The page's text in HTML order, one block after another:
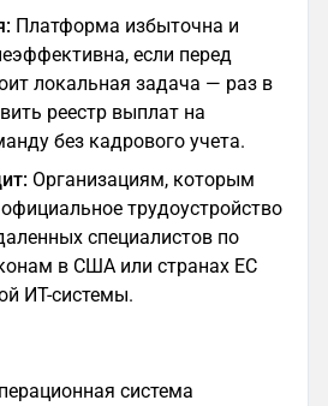
Платформа избыточна и
если перед
локальная задача — раз в
реестр выплат на
без кадрового учета.
Организациям, которым
трудоустройство
специалистов по
в США или странах ЕС
ИТ-системы.
система